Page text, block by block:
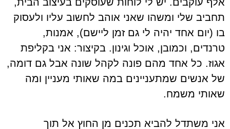
תחביב שלי ומשהו שאני אוהב לחשוב עליו ולעסוק
בו (יום אחד יהיה לי גם זמן ליישם), אמנות,
טרנדים, וכמובן, אוכל וגינון. בקיצור: אני בקליפת
אגוז. כל אחד מהם פונה לקהל שונה אבל גם דומה,
של אנשים שמתעניינים במה שאותי מעניין ומה
שאותי משמח.
אני משתדל להביא תכנים מן החוץ אל תוך